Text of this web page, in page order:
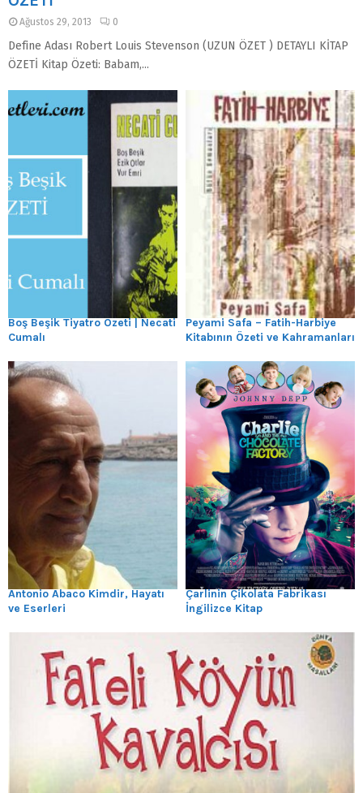
Ağustos 29, 2013 0
Define Adası Robert Louis Stevenson (UZUN ÖZET ) DETAYLI KİTAP
ÖZETİ Kitap Özeti: Babam,...
Boş Beşik Tiyatro Özeti | Necati
Cumalı
Peyami Safa – Fatih-Harbiye
Kitabının Özeti ve Kahramanları
Antonio Abaco Kimdir, Hayatı
ve Eserleri
Çarlinin Çikolata Fabrikası
İngilizce Kitap